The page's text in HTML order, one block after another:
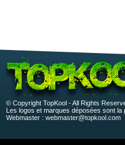
© Copyright TopKool - All Rights
Les logos et marques déposées sont
Webmaster : webmaster@topkool.com